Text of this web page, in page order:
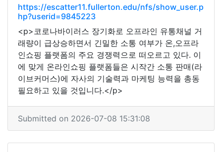
https://escatter11.fullerton.edu/nfs/show_user.p
hp?userid=9845223
<p>코로나바이러스 장기화로 오프라인 유통채널 거
래량이 급상승하면서 긴밀한 소통 여부가 온,오프라
인쇼핑 플랫폼의 주요 경쟁력으로 떠오르고 있다. 이
에 맞게 온라인쇼핑 플랫폼들은 시작간 소통 판매(라
이브커머스)에 자사의 기술력과 마케팅 능력을 총동
필요하고 있을 것입니다.</p>
Submitted on 2026-07-08 15:31:08